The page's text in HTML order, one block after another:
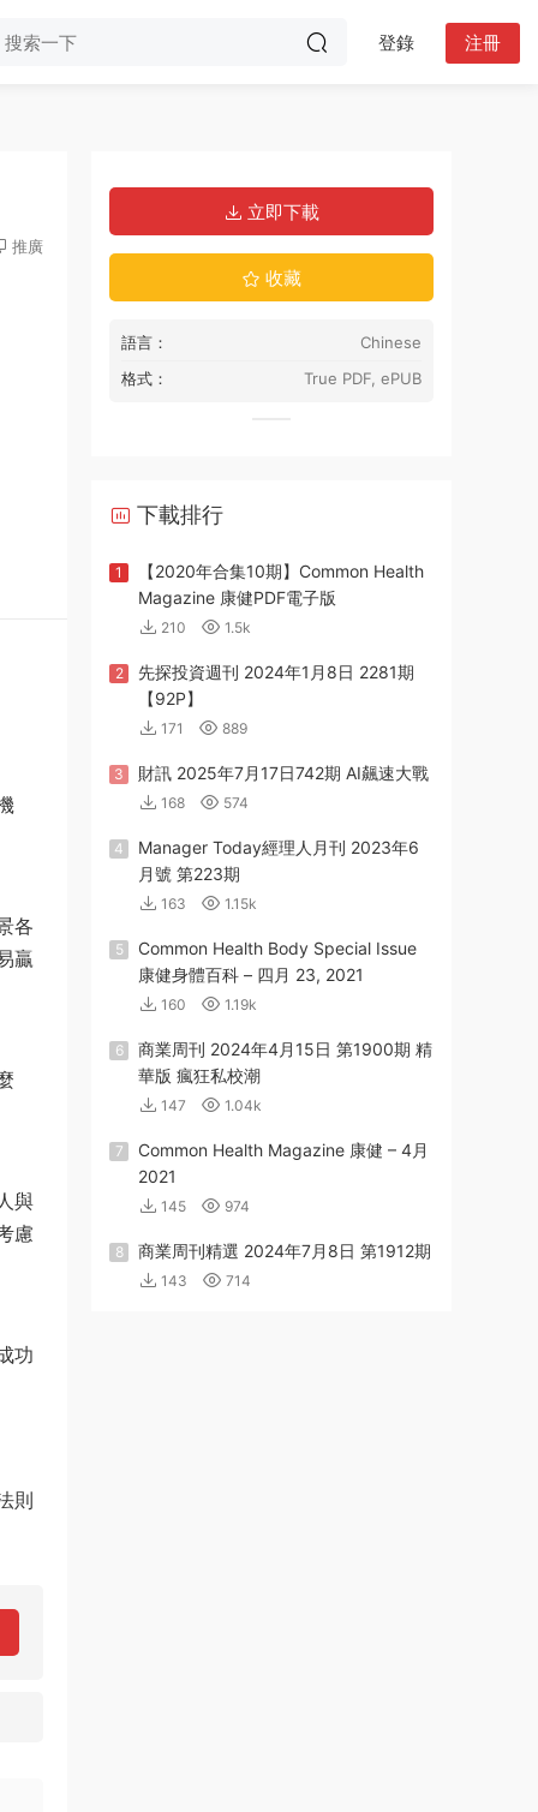
登錄 注冊
推廣
各
贏
與
慮
功
則
立即下載
收藏
語言：
Chinese
格式：
True PDF, ePUB
下載排行
1
【2020年合集10期】Common Health
Magazine 康健PDF電子版
210 1.5k
2
先探投資週刊 2024年1月8日 2281期
【92P】
171 889
3 財訊 2025年7月17日742期 AI飆速大戰
168 574
4
Manager Today經理人月刊 2023年6
月號 第223期
163 1.15k
5
Common Health Body Special Issue
康健身體百科 – 四月 23, 2021
160 1.19k
6
商業周刊 2024年4月15日 第1900期 精
華版 瘋狂私校潮
147 1.04k
7
Common Health Magazine 康健 – 4月
2021
145 974
8 商業周刊精選 2024年7月8日 第1912期
143 714